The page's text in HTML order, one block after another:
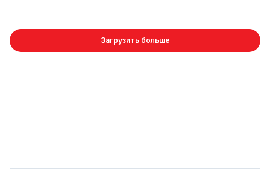
Загрузить больше